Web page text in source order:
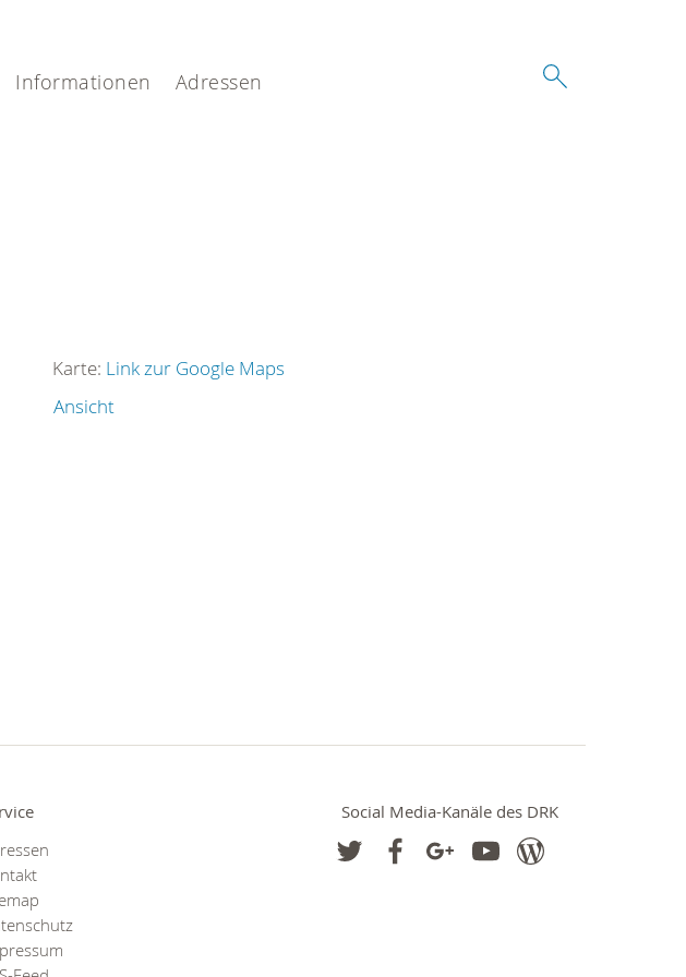
Informationen Adressen
Karte: Link zur Google Maps
Ansicht
Social Media-Kanäle des DRK